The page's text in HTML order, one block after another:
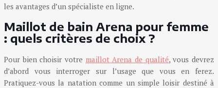
les avantages d’un spécialiste en ligne.
Maillot de bain Arena pour femme
: quels critères de choix ?
Pour bien choisir votre maillot Arena de qualité, vous devrez
d’abord vous interroger sur l’usage que vous en ferez.
Pratiquez-vous la natation comme un simple loisir destiné à